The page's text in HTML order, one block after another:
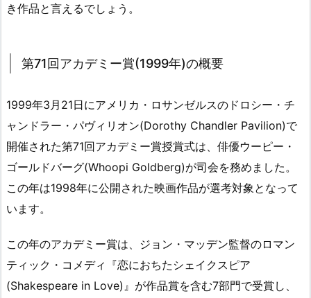
き作品と言えるでしょう。
第71回アカデミー賞(1999年)の概要
1999年3月21日にアメリカ・ロサンゼルスのドロシー・チ
ャンドラー・パヴィリオン(Dorothy Chandler Pavilion)で
開催された第71回アカデミー賞授賞式は、俳優ウーピー・
ゴールドバーグ(Whoopi Goldberg)が司会を務めました。
この年は1998年に公開された映画作品が選考対象となって
います。
この年のアカデミー賞は、ジョン・マッデン監督のロマン
ティック・コメディ『恋におちたシェイクスピア
(Shakespeare in Love)』が作品賞を含む7部門で受賞し、